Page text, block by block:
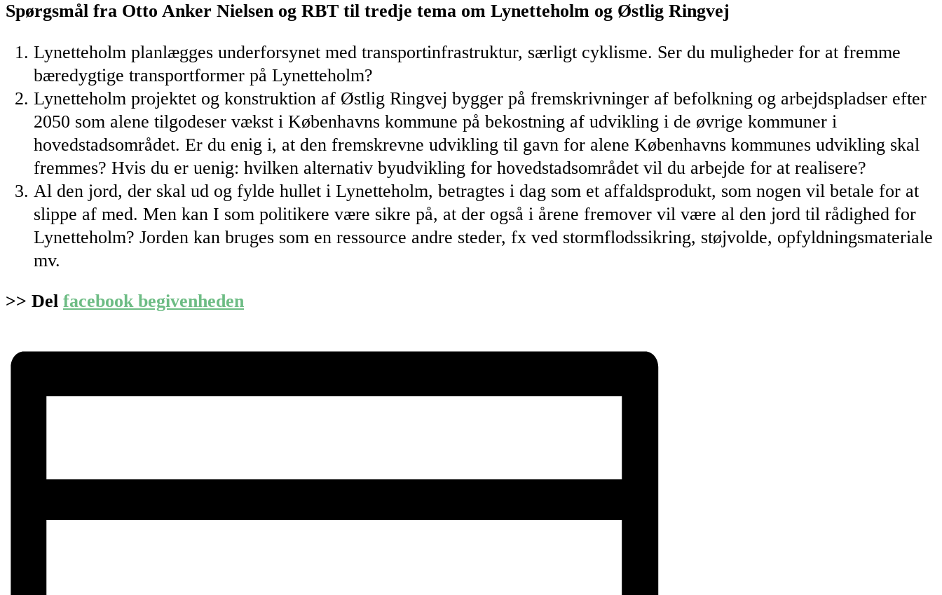
Spørgsmål fra Otto Anker Nielsen og RBT til tredje tema om Lynetteholm og Østlig Ringvej
Lynetteholm planlægges underforsynet med transportinfrastruktur, særligt cyklisme. Ser du muligheder for at fremme
bæredygtige transportformer på Lynetteholm?
Lynetteholm projektet og konstruktion af Østlig Ringvej bygger på fremskrivninger af befolkning og arbejdspladser efter
2050 som alene tilgodeser vækst i Københavns kommune på bekostning af udvikling i de øvrige kommuner i
hovedstadsområdet. Er du enig i, at den fremskrevne udvikling til gavn for alene Københavns kommunes udvikling skal
fremmes? Hvis du er uenig: hvilken alternativ byudvikling for hovedstadsområdet vil du arbejde for at realisere?
Al den jord, der skal ud og fylde hullet i Lynetteholm, betragtes i dag som et affaldsprodukt, som nogen vil betale for at
slippe af med. Men kan I som politikere være sikre på, at der også i årene fremover vil være al den jord til rådighed for
Lynetteholm? Jorden kan bruges som en ressource andre steder, fx ved stormflodssikring, støjvolde, opfyldningsmateriale
mv.
>> Del facebook begivenheden